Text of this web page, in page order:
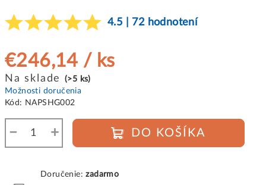
4.5 | 72 hodnotení
€246,14 / ks
Jednotková
cena:
Na sklade
(>5 ks)
Možnosti doručenia
Kód: NAPSHG002
+
− DO KOŠÍKA
Doručenie:zadarmo